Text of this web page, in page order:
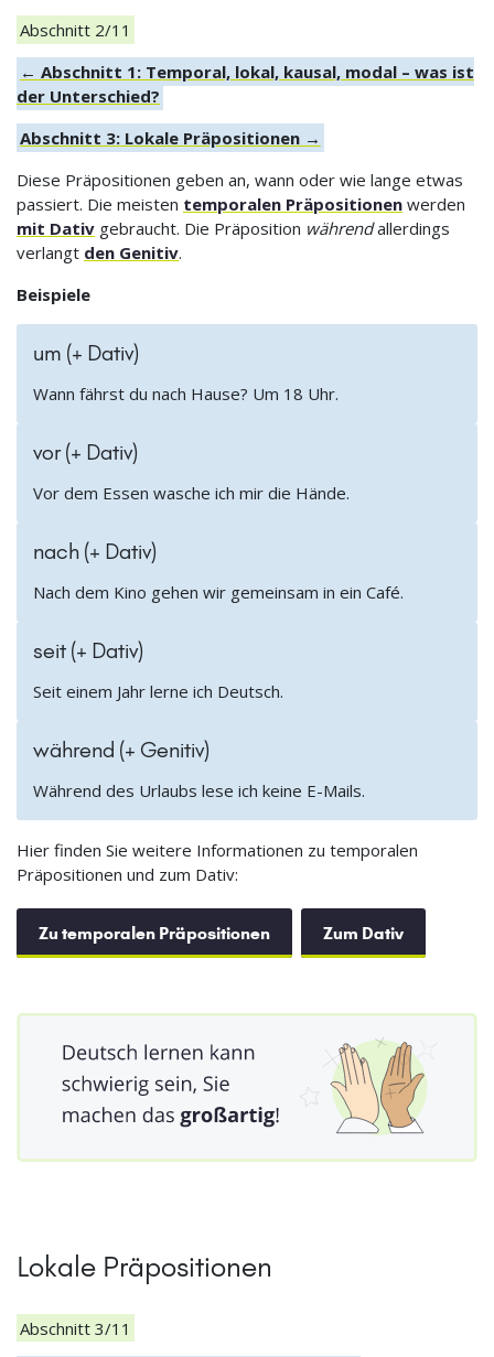
Abschnitt 2/11
← Abschnitt 1: Temporal, lokal, kausal, modal – was ist
der Unterschied?
Abschnitt 3: Lokale Präpositionen →
Diese Präpositionen geben an, wann oder wie lange etwas
passiert. Die meisten temporalen Präpositionen werden
mit Dativ gebraucht. Die Präposition währendallerdings
verlangt den Genitiv.
Beispiele
um (+ Dativ)
Wann fährst du nach Hause? Um 18 Uhr.
vor (+ Dativ)
Vor dem Essen wasche ich mir die Hände.
nach (+ Dativ)
Nach dem Kino gehen wir gemeinsam in ein Café.
seit (+ Dativ)
Seit einem Jahr lerne ich Deutsch.
während (+ Genitiv)
Während des Urlaubs lese ich keine E-Mails.
Hier finden Sie weitere Informationen zu temporalen
Präpositionen und zum Dativ:
Zu temporalen Präpositionen Zum Dativ
Lokale Präpositionen
Abschnitt 3/11